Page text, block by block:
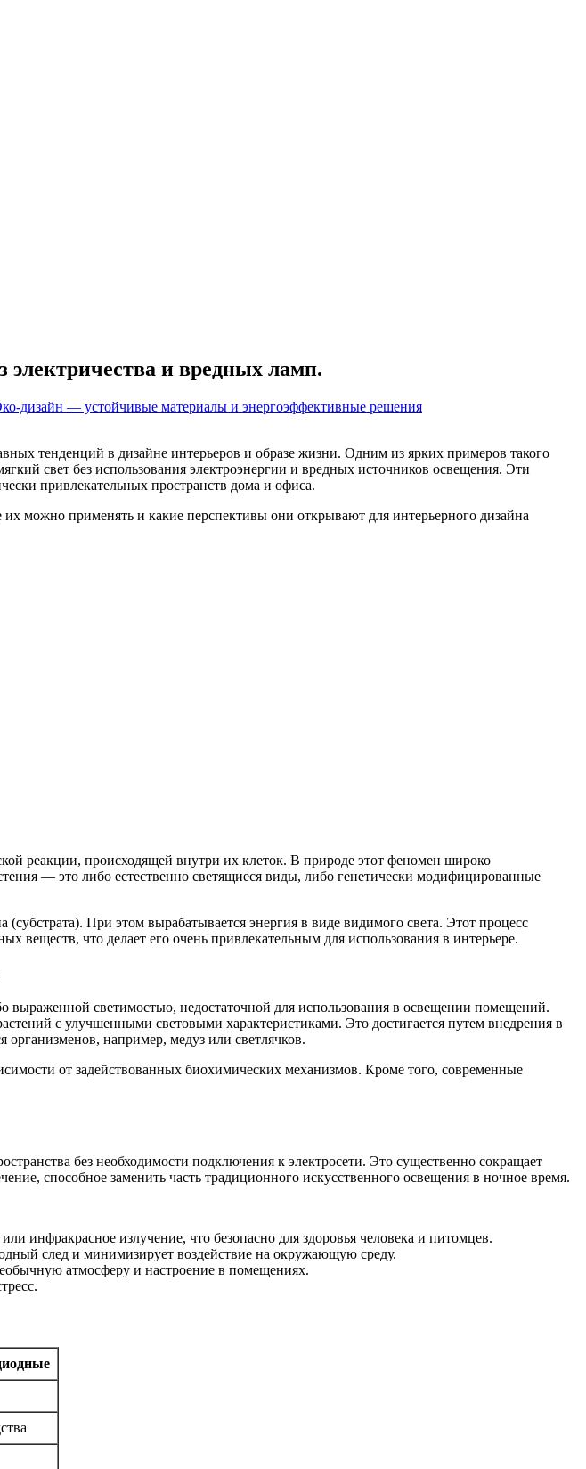
электричества и вредных ламп.
дизайн — устойчивые материалы и энергоэффективные решения
тенденций в дизайне интерьеров и образе жизни. Одним из ярких примеров такого
свет без использования электроэнергии и вредных источников освещения. Эти
привлекательных пространств дома и офиса.
можно применять и какие перспективы они открывают для интерьерного дизайна
реакции, происходящей внутри их клеток. В природе этот феномен широко
— это либо естественно светящиеся виды, либо генетически модифицированные
При этом вырабатывается энергия в виде видимого света. Этот процесс
веществ, что делает его очень привлекательным для использования в интерьере.
выраженной светимостью, недостаточной для использования в освещении помещений.
с улучшенными световыми характеристиками. Это достигается путем внедрения в
например, медуз или светлячков.
от задействованных биохимических механизмов. Кроме того, современные
без необходимости подключения к электросети. Это существенно сокращает
способное заменить часть традиционного искусственного освещения в ночное время.
инфракрасное излучение, что безопасно для здоровья человека и питомцев.
след и минимизирует воздействие на окружающую среду.
атмосферу и настроение в помещениях.